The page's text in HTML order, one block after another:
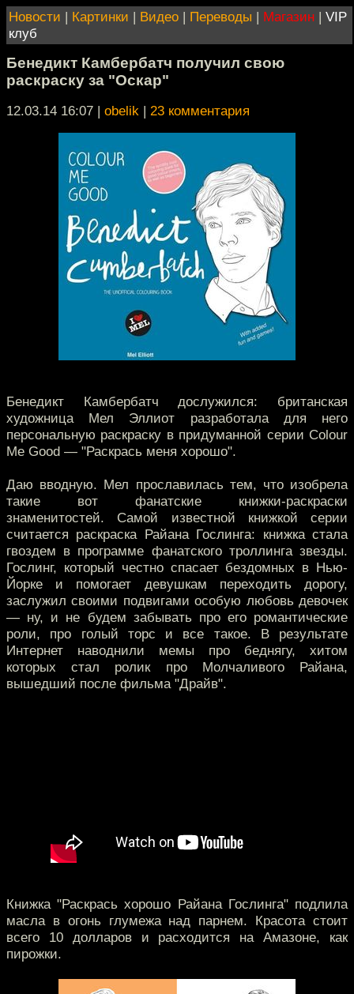
Новости | Картинки | Видео | Переводы | Магазин | VIP
клуб
Бенедикт Камбербатч получил свою
раскраску за "Оскар"
12.03.14 16:07 | obelik | 23 комментария
Бенедикт Камбербатч дослужился: британская
художница Мел Эллиот разработала для него
персональную раскраску в придуманной серии Colour
Me Good — "Раскрась меня хорошо".
Даю вводную. Мел прославилась тем, что изобрела
такие вот фанатские книжки-раскраски
знаменитостей. Самой известной книжкой серии
считается раскраска Райана Гослинга: книжка стала
гвоздем в программе фанатского троллинга звезды.
Гослинг, который честно спасает бездомных в Нью-
Йорке и помогает девушкам переходить дорогу,
заслужил своими подвигами особую любовь девочек
— ну, и не будем забывать про его романтические
роли, про голый торс и все такое. В результате
Интернет наводнили мемы про беднягу, хитом
которых стал ролик про Молчаливого Райана,
вышедший после фильма "Драйв".
Книжка "Раскрась хорошо Райана Гослинга" подлила
масла в огонь глумежа над парнем. Красота стоит
всего 10 долларов и расходится на Амазоне, как
пирожки.